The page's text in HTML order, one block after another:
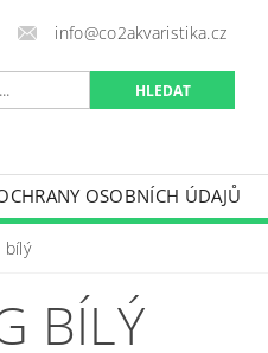
info@co2akvaristika.cz
OSOBNÍCH ÚDAJŮ
bílý
BÍLÝ